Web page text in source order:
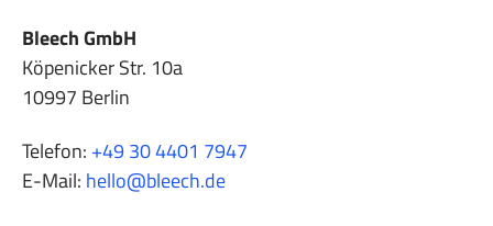
Bleech GmbH
Köpenicker Str. 10a
10997 Berlin
Telefon: +49 30 4401 7947
E-Mail: hello@bleech.de